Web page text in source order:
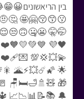
בין
🤫🤭
💜🖤
💯💢💥💫
🌋⚡💥☄️🌠 🌟
🪑🛏️🛁🚿🧸 🎁
📈📉📊📝📚 🔔